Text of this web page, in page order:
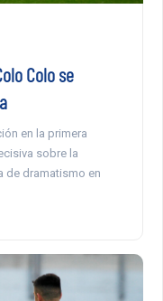
Colo se
en la primera
sobre la
de dramatismo en